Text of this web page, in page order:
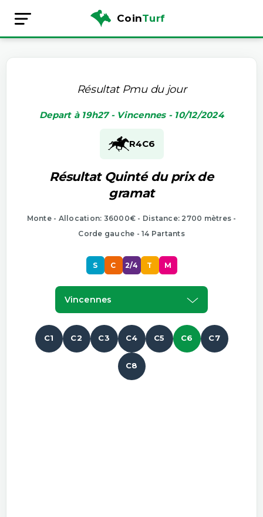
CoinTurf
Résultat Pmu du jour
Depart à 19h27 - Vincennes - 10/12/2024
R4C6
Résultat Quinté du prix de
gramat
Monte - Allocation: 36000€ - Distance: 2700 mètres -
Corde gauche - 14 Partants
S C 2/4 T M
Vincennes
C1 C2 C3 C4 C5 C6 C7
C8